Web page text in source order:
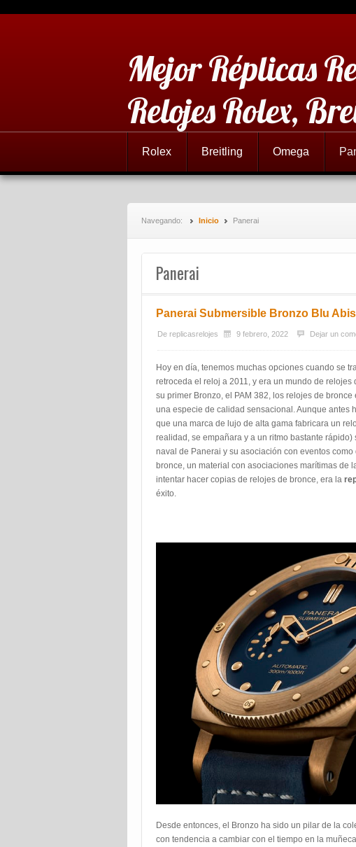
Mejor Réplicas
Relojes Rolex,
Rolex Breitling Omega
Navegando: Inicio Panerai
Panerai
Panerai Submersible Bronzo Blu
De replicasrelojes 9 febrero, 2022 Dejar un
Hoy en día, tenemos muchas opciones cuando se
retroceda el reloj a 2011, y era un mundo de
su primer Bronzo, el PAM 382, los relojes de
una especie de calidad sensacional. Aunque antes
que una marca de lujo de alta gama fabricara un
realidad, se empañara y a un ritmo bastante
naval de Panerai y su asociación con eventos
bronce, un material con asociaciones marítimas de
intentar hacer copias de relojes de bronce, era la
éxito.
Desde entonces, el Bronzo ha sido un pilar de la
con tendencia a cambiar con el tiempo en la